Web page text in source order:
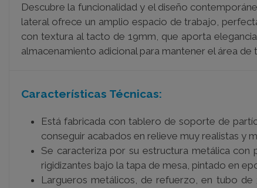
Descubre la funcionalidad y el diseño
lateral ofrece un amplio espacio de trabajo,
con textura al tacto de 19mm, que aporta
almacenamiento adicional para mantener el área
Características Técnicas:
Está fabricada con tablero de soporte de
conseguir acabados en relieve muy realistas y
Se caracteriza por su estructura metálica
rigidizantes bajo la tapa de mesa, pintado en
Largueros metálicos, de refuerzo, en tubo